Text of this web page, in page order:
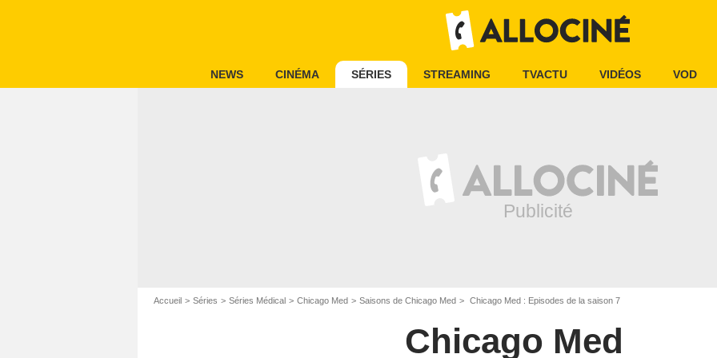
NEWS CINÉMA SÉRIES STREAMING TVACTU VIDÉOS VOD
Accueil Séries Séries Médical Chicago Med Saisons de Chicago Med Chicago Med : Episodes de la saison 7
Chicago Med